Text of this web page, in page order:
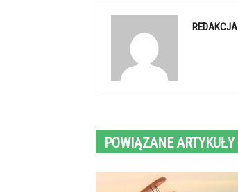
REDAKCJA
POWIĄZANE ARTYKUŁY